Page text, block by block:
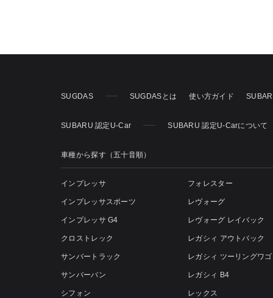
SUGDAS SUGDASとは 使い方ガイド
SUBARU 認定U-Car SUBARU 認定U-Carについて
車種から探す（五十音順）
インプレッサ
インプレッサスポーツ
インプレッサ G4
クロストレック
サンバートラック
サンバーバン
シフォン
フォレスター
レヴォーグ
レヴォーグ レイバック
レガシィ アウトバック
レガシィ ツーリングワ
レガシィ B4
レックス